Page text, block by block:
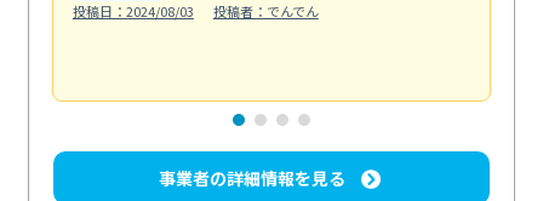
投稿日：2024/08/03
投稿者：でんでん
事業者の詳細情報を見る